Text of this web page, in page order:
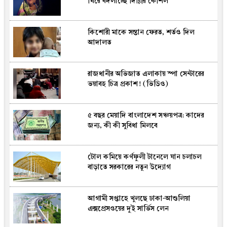
নিজের নামে প্রতারণামূলক ১৬০ বিজ্ঞাপনের
কুয়েতে স্থায়ী বসবাসের নিয়মে কড়াকড়ি, বাতিল
শত শত আবেদন
প্রাইভেট পড়ালে শিক্ষকের এমপিও বন্ধ,
স্কুলেও মিলবে না উন্নয়ন বরাদ্দ: প্রতিমন্ত্রী
ঠাকুরগাঁওয়ে মোটরসাইকেল দুর্ঘটনায় ২ জন
নিহত
কক্সবাজারে রাতের আঁধারে সমুদ্রের বালু চুরি,
অভিযানে প্রশাসন
রোহিঙ্গা ক্যাম্পে ওয়াশরুম থেকে পুলিশ
কর্মকর্তার মরদেহ উদ্ধার
কিশোরী মাকে সন্তান ফেরত, শর্তও দিল
আদালত
রাজধানীর অভিজাত এলাকায় স্পা সেন্টারের
ভয়াবহ চিত্র প্রকাশ! (ভিডিও)
৫ বছর মেয়াদি বাংলাদেশ সঞ্চয়পত্র: কাদের
জন্য, কী কী সুবিধা মিলবে
টোল কমিয়ে কর্ণফুলী টানেলে যান চলাচল
বাড়াতে সরকারের নতুন উদ্যোগ
আগামী সপ্তাহে খুলছে ঢাকা-আশুলিয়া
এক্সপ্রেসওয়ের দুই সার্ভিস লেন